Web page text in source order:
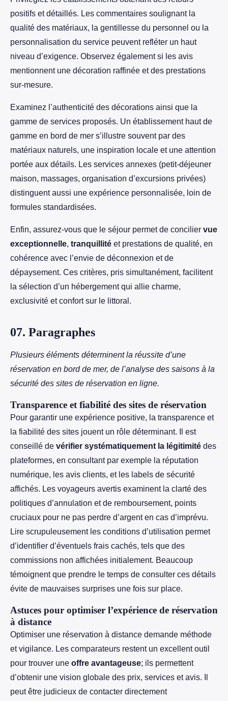
positifs et détaillés. Les commentaires soulignant la
qualité des matériaux, la gentillesse du personnel ou la
personnalisation du service peuvent refléter un haut
niveau d’exigence. Observez également si les avis
mentionnent une décoration raffinée et des prestations
sur-mesure.
Examinez l’authenticité des décorations ainsi que la
gamme de services proposés. Un établissement haut de
gamme en bord de mer s’illustre souvent par des
matériaux naturels, une inspiration locale et une attention
portée aux détails. Les services annexes (petit-déjeuner
maison, massages, organisation d’excursions privées)
distinguent aussi une expérience personnalisée, loin de
formules standardisées.
Enfin, assurez-vous que le séjour permet de concilier vue
exceptionnelle, tranquillité et prestations de qualité, en
cohérence avec l’envie de déconnexion et de
dépaysement. Ces critères, pris simultanément, facilitent
la sélection d’un hébergement qui allie charme,
exclusivité et confort sur le littoral.
07. Paragraphes
Plusieurs éléments déterminent la réussite d’une
réservation en bord de mer, de l’analyse des saisons à la
sécurité des sites de réservation en ligne.
Transparence et fiabilité des sites de réservation
Pour garantir une expérience positive, la transparence et
la fiabilité des sites jouent un rôle déterminant. Il est
conseillé de vérifier systématiquement la légitimité des
plateformes, en consultant par exemple la réputation
numérique, les avis clients, et les labels de sécurité
affichés. Les voyageurs avertis examinent la clarté des
politiques d’annulation et de remboursement, points
cruciaux pour ne pas perdre d’argent en cas d’imprévu.
Lire scrupuleusement les conditions d’utilisation permet
d’identifier d’éventuels frais cachés, tels que des
commissions non affichées initialement. Beaucoup
témoignent que prendre le temps de consulter ces détails
évite de mauvaises surprises une fois sur place.
Astuces pour optimiser l’expérience de réservation
à distance
Optimiser une réservation à distance demande méthode
et vigilance. Les comparateurs restent un excellent outil
pour trouver une offre avantageuse; ils permettent
d’obtenir une vision globale des prix, services et avis. Il
peut être judicieux de contacter directement